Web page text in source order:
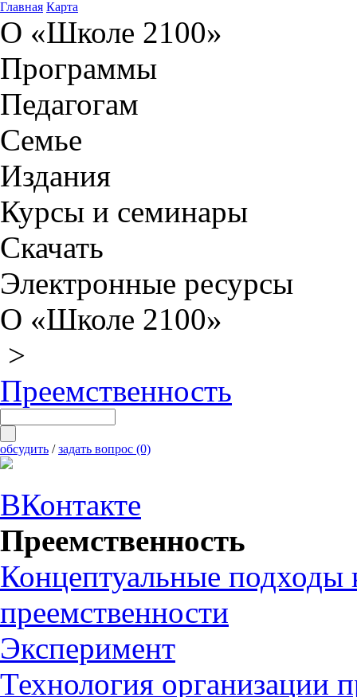
Главная Карта
О «Школе 2100»
Программы
Педагогам
Семье
Издания
Курсы и семинары
Скачать
Электронные ресурсы
О «Школе 2100»
>
Преемственность
обсудить /задать вопрос (0)
ВКонтакте
Преемственность
Концептуальные
преемственности
Эксперимент
Технология организации